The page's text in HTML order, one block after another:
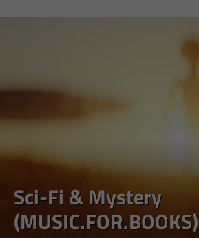
Sci-Fi & Mystery
(MUSIC.FOR.BOOKS)